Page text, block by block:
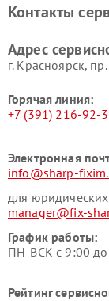
Контакты
Адрес
г. Красноярск,
Горячая линия:
+7 (391) 216-92-
Электронная
info@sharp-
для
manager@fix-
График работы:
ПН-ВСК с 9:00
Рейтинг